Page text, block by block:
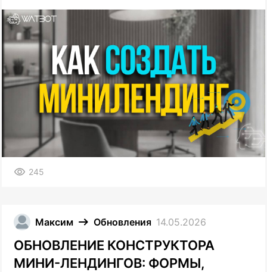
245
Максим Обновления 14.05.2026
ОБНОВЛЕНИЕ КОНСТРУКТОРА
МИНИ-ЛЕНДИНГОВ: ФОРМЫ,